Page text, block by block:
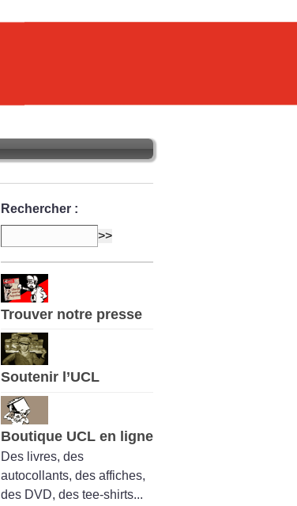
Rechercher :
Trouver notre presse
Soutenir l’UCL
Boutique UCL en ligne
Des livres, des
autocollants, des affiches,
des DVD, des tee-shirts...